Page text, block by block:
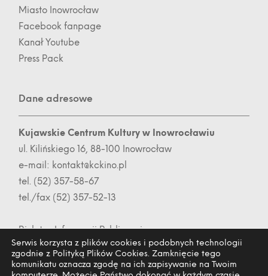
Miasto Inowrocław
Facebook fanpage
Kanał Youtube
Press Pack
Dane adresowe
Kujawskie Centrum Kultury w Inowrocławiu
ul. Kilińskiego 16, 88-100 Inowrocław
e-mail: kontakt@kckino.pl
tel. (52) 357-58-67
tel./fax (52) 357-52-13
Biuletyn Informacji Publicznej
Serwis korzysta z plików cookies i podobnych technologii
zgodnie z Polityką Plików Cookies. Zamknięcie tego
komunikatu oznacza zgodę na ich zapisywanie na Twoim